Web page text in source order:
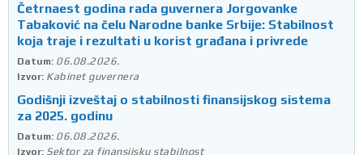
Četrnaest godina rada guvernera Jorgovanke
Tabaković na čelu Narodne banke Srbije: Stabilnost
koja traje i rezultati u korist građana i privrede
Datum: 06.08.2026.
Izvor: Kabinet guvernera
Godišnji izveštaj o stabilnosti finansijskog sistema
za 2025. godinu
Datum: 06.08.2026.
Izvor: Sektor za finansijsku stabilnost